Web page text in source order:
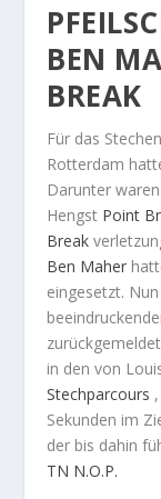
BEN
BREAK
Für das
Rotterdam
Darunter
Hengst Point
Break
Ben Maher
eingesetzt.
in den von
Stechparcours
Sekunden im
der bis dahin
TN N.O.P.